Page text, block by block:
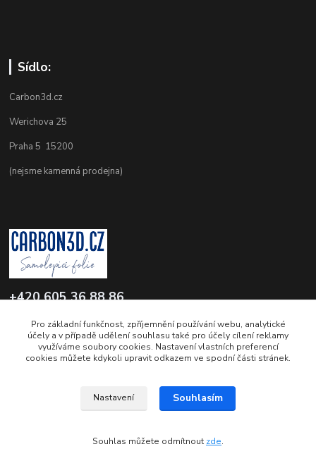
Sídlo:
Carbon3d.cz
Werichova 25
Praha 5 15200
(nejsme kamenná prodejna)
+420 605 36 88 86
info@carbon3d.cz
© Copyright 2011-2026 www.carbon3d.cz
Pro základní funkčnost, zpříjemnění používání webu, analytické
účely a v případě udělení souhlasu také pro účely cílení reklamy
využíváme soubory cookies. Nastavení vlastních preferencí
cookies můžete kdykoli upravit odkazem ve spodní části stránek.
Nastavení Souhlasím
Souhlas můžete odmítnout zde.